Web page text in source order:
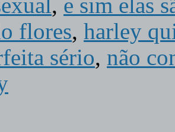
, e sim elas
flores, harley
sério, não